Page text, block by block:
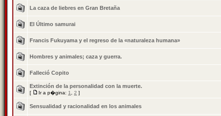
La caza de liebres en Gran Bretaña
El Último samurai
Francis Fukuyama y el regreso de la «naturaleza humana»
Hombres y animales; caza y guerra.
Falleció Copito
Extinción de la personalidad con la muerte.
[ Ir a p�gina: 1 2 ]
Sensualidad y racionalidad en los animales